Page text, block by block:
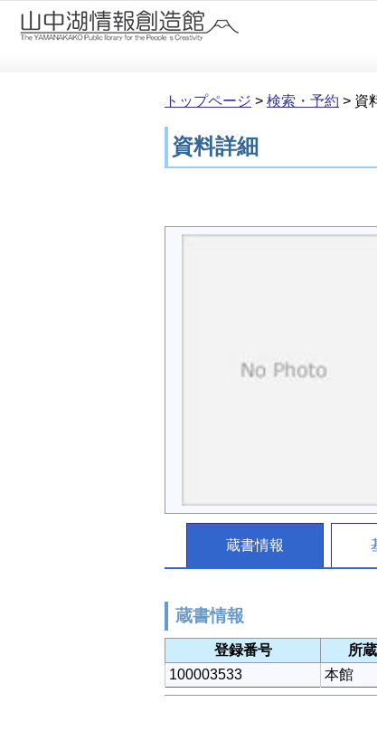
本文へ移動
トップページ > 検索・予約 > 資
資料詳細
蔵書情報
蔵書情報
登録番号 所
100003533
本館